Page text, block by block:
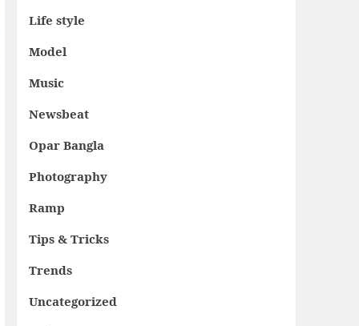
Life style
Model
Music
Newsbeat
Opar Bangla
Photography
Ramp
Tips & Tricks
Trends
Uncategorized